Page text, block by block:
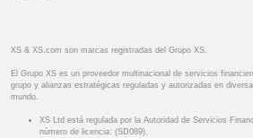
XS & XS.com son marcas registradas del Grupo XS.
El Grupo XS es un proveedor multinacional de servicios
grupo y alianzas estratégicas reguladas y autorizadas en
mundo.
XS Ltd está regulada por la Autoridad de Servicios
número de licencia: (SD089).